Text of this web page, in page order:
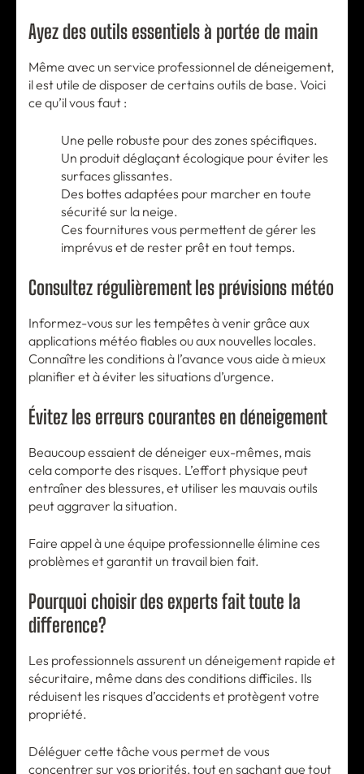
Ayez des outils essentiels à portée de main
Même avec un service professionnel de déneigement,
il est utile de disposer de certains outils de base. Voici
ce qu’il vous faut :
Une pelle robuste pour des zones spécifiques.
Un produit déglaçant écologique pour éviter les
surfaces glissantes.
Des bottes adaptées pour marcher en toute
sécurité sur la neige.
Ces fournitures vous permettent de gérer les
imprévus et de rester prêt en tout temps.
Consultez régulièrement les prévisions météo
Informez-vous sur les tempêtes à venir grâce aux
applications météo fiables ou aux nouvelles locales.
Connaître les conditions à l’avance vous aide à mieux
planifier et à éviter les situations d’urgence.
Évitez les erreurs courantes en déneigement
Beaucoup essaient de déneiger eux-mêmes, mais
cela comporte des risques. L’effort physique peut
entraîner des blessures, et utiliser les mauvais outils
peut aggraver la situation.
Faire appel à une équipe professionnelle élimine ces
problèmes et garantit un travail bien fait.
Pourquoi choisir des experts fait toute la
difference?
Les professionnels assurent un déneigement rapide et
sécuritaire, même dans des conditions difficiles. Ils
réduisent les risques d’accidents et protègent votre
propriété.
Déléguer cette tâche vous permet de vous
concentrer sur vos priorités, tout en sachant que tout